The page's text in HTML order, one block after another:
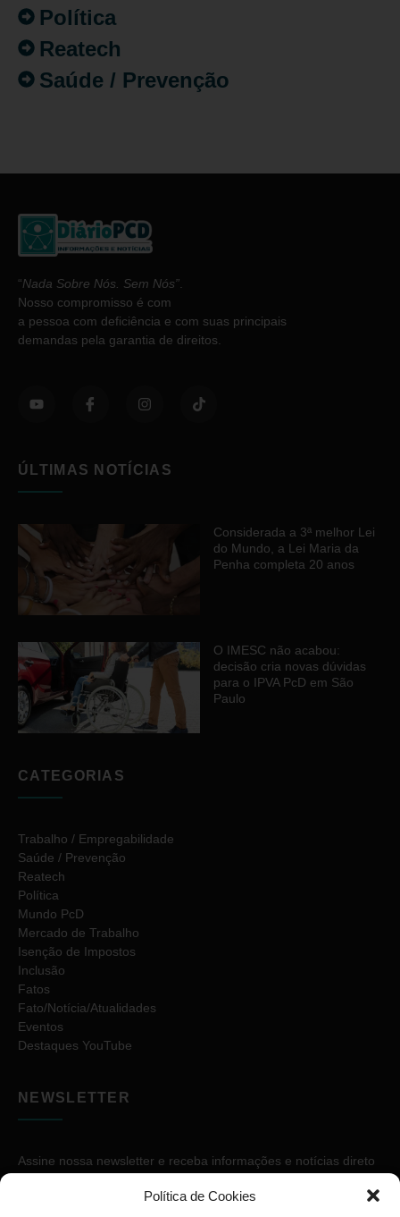
Política de Cookies
Política
Reatech
Saúde / Prevenção
“Nada Sobre Nós. Sem Nós”.
Nosso compromisso é com
a pessoa com deficiência e com suas principais
demandas pela garantia de direitos.
ÚLTIMAS NOTÍCIAS
Considerada a 3ª melhor Lei
do Mundo, a Lei Maria da
Penha completa 20 anos
O IMESC não acabou:
decisão cria novas dúvidas
para o IPVA PcD em São
Paulo
CATEGORIAS
Trabalho / Empregabilidade
Saúde / Prevenção
Reatech
Política
Mundo PcD
Mercado de Trabalho
Isenção de Impostos
Inclusão
Fatos
Fato/Notícia/Atualidades
Eventos
Destaques YouTube
NEWSLETTER
Assine nossa newsletter e receba informações e notícias direto